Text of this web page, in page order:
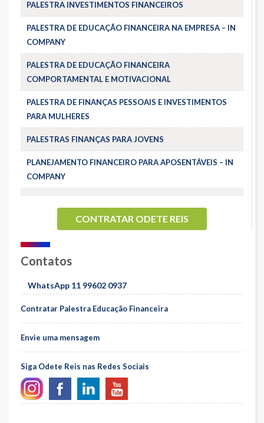
PALESTRA INVESTIMENTOS FINANCEIROS
PALESTRA DE EDUCAÇÃO FINANCEIRA NA EMPRESA – IN
COMPANY
PALESTRA DE EDUCAÇÃO FINANCEIRA
COMPORTAMENTAL E MOTIVACIONAL
PALESTRA DE FINANÇAS PESSOAIS E INVESTIMENTOS
PARA MULHERES
PALESTRAS FINANÇAS PARA JOVENS
PLANEJAMENTO FINANCEIRO PARA APOSENTÁVEIS – IN
COMPANY
CONTRATAR ODETE REIS
Contatos
WhatsApp 11 99602 0937
Contratar Palestra Educação Financeira
Envie uma mensagem
Siga Odete Reis nas Redes Sociais